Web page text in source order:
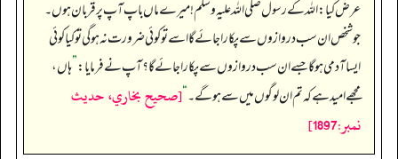
عرض کیا: اللہ کے رسول صلی اللہ علیہ وسلم ! میرے ماں باپ آپ پر قربان ہوں۔
جو شخص ان سب دروازوں سے پکارا جائے گا اسے تو کوئی ضرورت نہ ہوگی تو کیا کوئی
ایسا آدمی ہوگا جسے ان سب دروازوں سے پکارا جائے گا؟آپ نے فرمایا:”ہاں،
مجھے امید ہے کہ تم ان لوگوں میں سے ہوگے۔“[صحيح بخاري، حديث
نمبر:1897]